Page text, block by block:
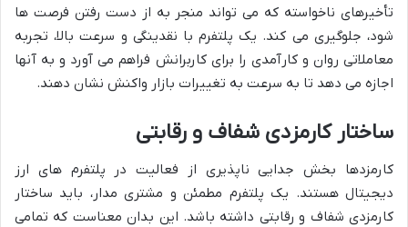
تأخیرهای ناخواسته که می تواند منجر به از دست رفتن فرصت ها
شود، جلوگیری می کند. یک پلتفرم با نقدینگی و سرعت بالا، تجربه
معاملاتی روان و کارآمدی را برای کاربرانش فراهم می آورد و به آنها
اجازه می دهد تا به سرعت به تغییرات بازار واکنش نشان دهند.
ساختار کارمزدی شفاف و رقابتی
کارمزدها بخش جدایی ناپذیری از فعالیت در پلتفرم های ارز
دیجیتال هستند. یک پلتفرم مطمئن و مشتری مدار، باید ساختار
کارمزدی شفاف و رقابتی داشته باشد. این بدان معناست که تمامی